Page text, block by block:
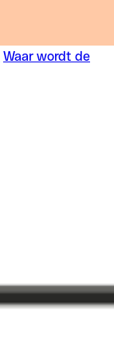
Waar wordt de